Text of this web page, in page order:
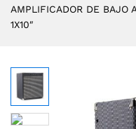
AMPLIFICADOR DE BAJO
1X10″